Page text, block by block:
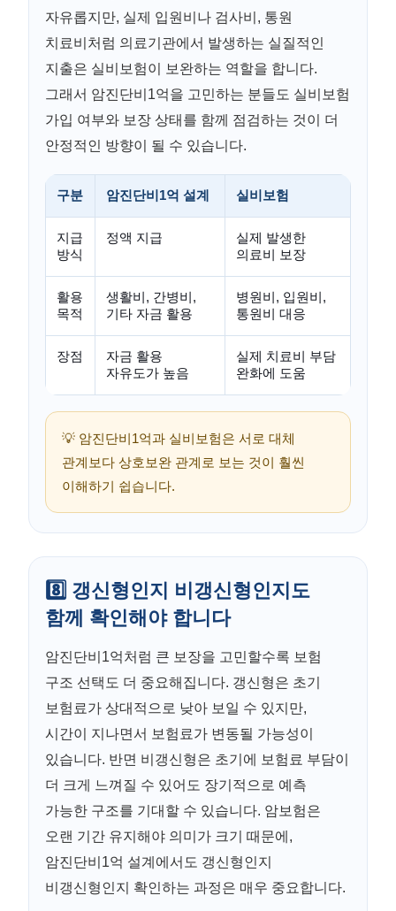
자유롭지만, 실제 입원비나 검사비, 통원
치료비처럼 의료기관에서 발생하는 실질적인
지출은 실비보험이 보완하는 역할을 합니다.
그래서 암진단비1억을 고민하는 분들도 실비보험
가입 여부와 보장 상태를 함께 점검하는 것이 더
안정적인 방향이 될 수 있습니다.
구분 암진단비1억 설계 실비보험
지급
방식
정액 지급
실제 발생한
의료비 보장
활용
목적
생활비, 간병비,
기타 자금 활용
병원비, 입원비,
통원비 대응
장점
자금 활용
자유도가 높음
실제 치료비 부담
완화에 도움
💡 암진단비1억과 실비보험은 서로 대체
관계보다 상호보완 관계로 보는 것이 훨씬
이해하기 쉽습니다.
8️⃣ 갱신형인지 비갱신형인지도
함께 확인해야 합니다
암진단비1억처럼 큰 보장을 고민할수록 보험
구조 선택도 더 중요해집니다. 갱신형은 초기
보험료가 상대적으로 낮아 보일 수 있지만,
시간이 지나면서 보험료가 변동될 가능성이
있습니다. 반면 비갱신형은 초기에 보험료 부담이
더 크게 느껴질 수 있어도 장기적으로 예측
가능한 구조를 기대할 수 있습니다. 암보험은
오랜 기간 유지해야 의미가 크기 때문에,
암진단비1억 설계에서도 갱신형인지
비갱신형인지 확인하는 과정은 매우 중요합니다.